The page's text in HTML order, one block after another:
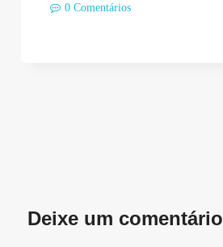
0 Comentários
Deixe um comentário